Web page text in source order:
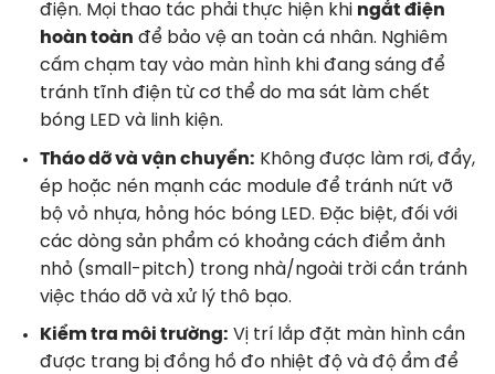
điện. Mọi thao tác phải thực hiện khi ngắt điện
hoàn toàn để bảo vệ an toàn cá nhân. Nghiêm
cấm chạm tay vào màn hình khi đang sáng để
tránh tĩnh điện từ cơ thể do ma sát làm chết
bóng LED và linh kiện.
Tháo dỡ và vận chuyển: Không được làm rơi, đẩy,
ép hoặc nén mạnh các module để tránh nứt vỡ
bộ vỏ nhựa, hỏng hóc bóng LED. Đặc biệt, đối với
các dòng sản phẩm có khoảng cách điểm ảnh
nhỏ (small-pitch) trong nhà/ngoài trời cần tránh
việc tháo dỡ và xử lý thô bạo.
Kiểm tra môi trường: Vị trí lắp đặt màn hình cần
được trang bị đồng hồ đo nhiệt độ và độ ẩm để